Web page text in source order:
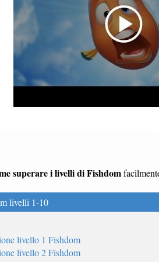
superare i livelli di Fishdom
livelli 1-10
livello 1 Fishdom
livello 2 Fishdom